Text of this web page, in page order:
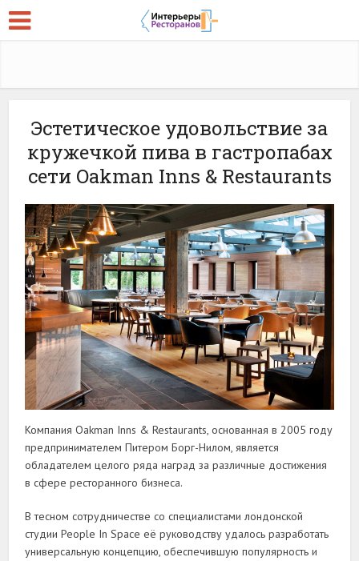
Эстетическое удовольствие за
кружечкой пива в гастропабах
сети Oakman Inns & Restaurants
Компания Oakman Inns & Restaurants, основанная в 2005 году
предпринимателем Питером Борг-Нилом, является
обладателем целого ряда наград за различные достижения
в сфере ресторанного бизнеса.
В тесном сотрудничестве со специалистами лондонской
студии People In Space её руководству удалось разработать
универсальную концепцию, обеспечившую популярность и